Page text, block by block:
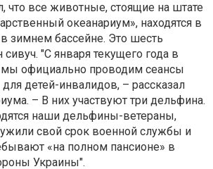
что все животные, стоящие на штате
океанариум», находятся в
зимнем бассейне. Это шесть
"С января текущего года в
официально проводим сеансы
для детей-инвалидов, – рассказал
– В них участвуют три дельфина.
наши дельфины-ветераны,
свой срок военной службы и
«на полном пансионе» в
Украины".